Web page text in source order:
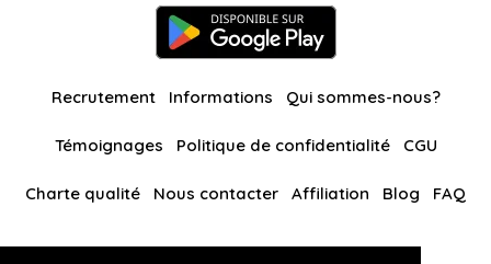
Recrutement Informations Qui sommes-nous?
Témoignages Politique de confidentialité CGU
Charte qualité Nous contacter Affiliation Blog FAQ